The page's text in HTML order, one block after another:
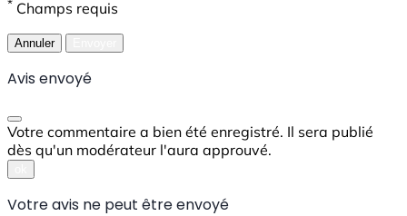
* Champs requis
Annuler
Avis envoyé
Votre commentaire a bien été enregistré. Il sera publié
dès qu'un modérateur l'aura approuvé.
Votre avis ne peut être envoyé